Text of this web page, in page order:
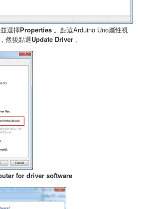
並選擇Properties 。點選Arduino Uno屬性視
然後點選Update Driver 。
for driver software